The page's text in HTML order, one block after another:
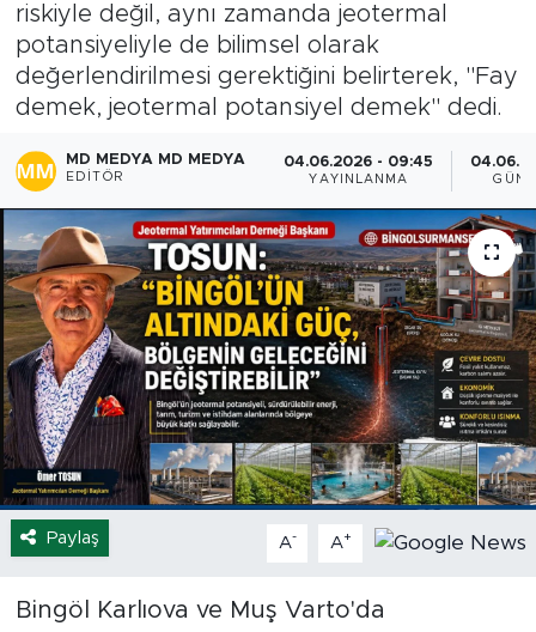
riskiyle değil, aynı zamanda jeotermal
potansiyeliyle de bilimsel olarak
değerlendirilmesi gerektiğini belirterek, "Fay
demek, jeotermal potansiyel demek" dedi.
MD MEDYA MD MEDYA
EDITÖR
04.06.2026 - 09:45
YAYINLANMA
Paylaş A- A+
Bingöl Karlıova ve Muş Varto'da
Spor
Yaşam
Eğitim
Ekonomi
Hava Durumu
Tavz Der
Bingöl Kaza Haberleri